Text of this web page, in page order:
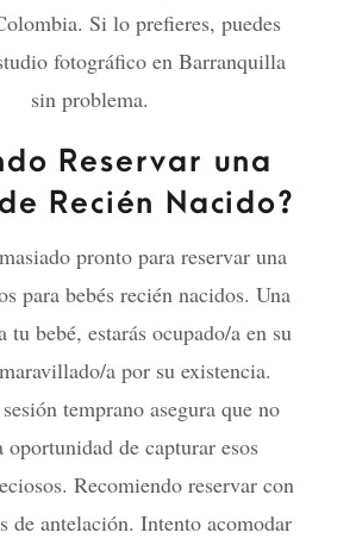
Si lo prefieres, puedes
fotográfico en Barranquilla
sin problema.
Reservar una
Recién Nacido?
pronto para reservar una
para bebés recién nacidos. Una
tu bebé, estarás ocupado/a en su
a por su existencia.
temprano asegura que no
oportunidad de capturar esos
Recomiendo reservar con
de antelación. Intento acomodar